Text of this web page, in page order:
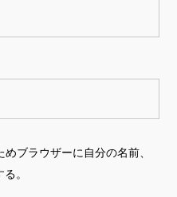
ブラウザーに自分の名前、
。